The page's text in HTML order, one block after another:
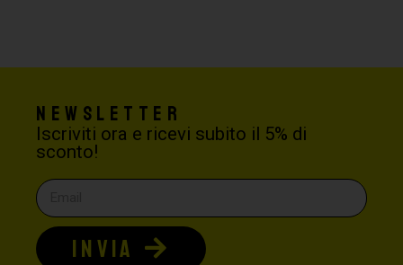
Newsletter
Iscriviti ora e ricevi subito il 5% di
sconto!
INVIA